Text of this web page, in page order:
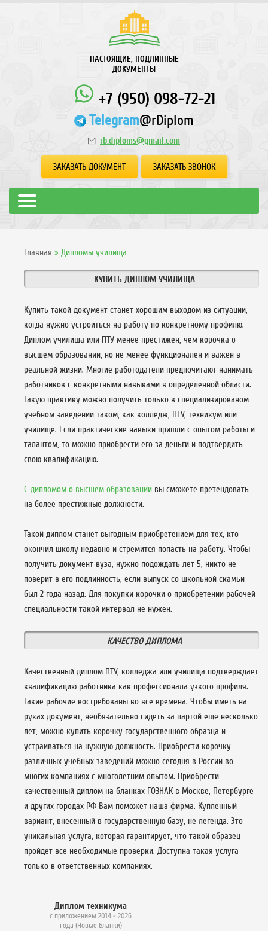
НАСТОЯЩИЕ, ПОДЛИННЫЕ
ДОКУМЕНТЫ
+7 (950) 098-72-21
Telegram@rDiplom
rb.diploms@gmail.com
ЗАКАЗАТЬ ДОКУМЕНТ ЗАКАЗАТЬ ЗВОНОК
Главная » Дипломы училища
КУПИТЬ ДИПЛОМ УЧИЛИЩА
Купить такой документ станет хорошим выходом из ситуации,
когда нужно устроиться на работу по конкретному профилю.
Диплом училища или ПТУ менее престижен, чем корочка о
высшем образовании, но не менее функционален и важен в
реальной жизни. Многие работодатели предпочитают нанимать
работников с конкретными навыками в определенной области.
Такую практику можно получить только в специализированом
учебном заведении таком, как колледж, ПТУ, техникум или
училище. Если практические навыки пришли с опытом работы и
талантом, то можно приобрести его за деньги и подтвердить
свою квалификацию.
С дипломом о высшем образовании вы сможете претендовать
на более престижные должности.
Такой диплом станет выгодным приобретением для тех, кто
окончил школу недавно и стремится попасть на работу. Чтобы
получить документ вуза, нужно подождать лет 5, никто не
поверит в его подлинность, если выпуск со школьной скамьи
был 2 года назад. Для покупки корочки о приобретении рабочей
специальности такой интервал не нужен.
КАЧЕСТВО ДИПЛОМА
Качественный диплом ПТУ, колледжа или училища подтверждает
квалификацию работника как профессионала узкого профиля.
Такие рабочие востребованы во все времена. Чтобы иметь на
руках документ, необязательно сидеть за партой еще несколько
лет, можно купить корочку государственного образца и
устраиваться на нужную должность. Приобрести корочку
различных учебных заведений можно сегодня в России во
многих компаниях с многолетним опытом. Приобрести
качественный диплом на бланках ГОЗНАК в Москве, Петербурге
и других городах РФ Вам поможет наша фирма. Купленный
вариант, внесенный в государственную базу, не легенда. Это
уникальная услуга, которая гарантирует, что такой образец
пройдет все необходимые проверки. Доступна такая услуга
только в ответственных компаниях.
Диплом техникума
с приложением 2014 - 2026
года (Новые Бланки)